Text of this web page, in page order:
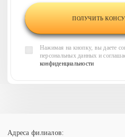
Нажимая на кнопку, вы даете
персональных данных и
конфиденциальности
Адреса филиалов: